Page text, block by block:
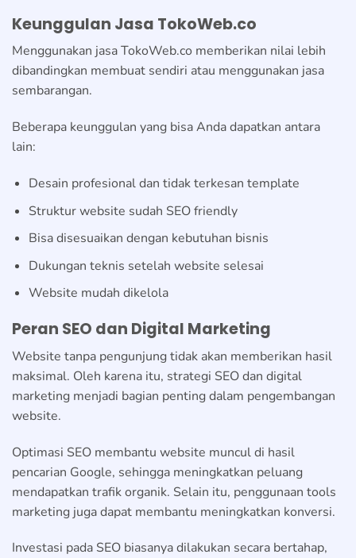
Keunggulan Jasa TokoWeb.co
Menggunakan jasa TokoWeb.co memberikan nilai lebih
dibandingkan membuat sendiri atau menggunakan jasa
sembarangan.
Beberapa keunggulan yang bisa Anda dapatkan antara
lain:
Desain profesional dan tidak terkesan template
Struktur website sudah SEO friendly
Bisa disesuaikan dengan kebutuhan bisnis
Dukungan teknis setelah website selesai
Website mudah dikelola
Peran SEO dan Digital Marketing
Website tanpa pengunjung tidak akan memberikan hasil
maksimal. Oleh karena itu, strategi SEO dan digital
marketing menjadi bagian penting dalam pengembangan
website.
Optimasi SEO membantu website muncul di hasil
pencarian Google, sehingga meningkatkan peluang
mendapatkan trafik organik. Selain itu, penggunaan tools
marketing juga dapat membantu meningkatkan konversi.
Investasi pada SEO biasanya dilakukan secara bertahap,